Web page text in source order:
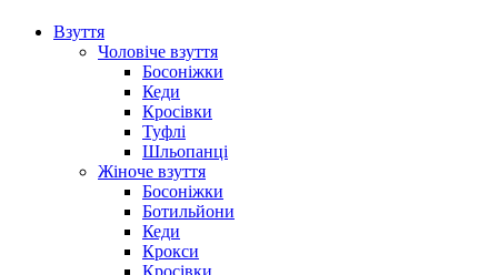
Взуття
Чоловіче взуття
Босоніжки
Кеди
Кросівки
Туфлі
Шльопанці
Жіноче взуття
Босоніжки
Ботильйони
Кеди
Крокси